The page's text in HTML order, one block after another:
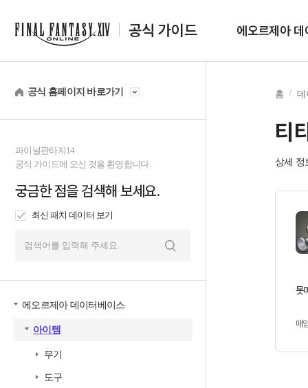
공식 가이드 에오르제아
공식 홈페이지 바로가기
파이널판타지14
공식 가이드에 오신 것을 환영합니다.
궁금한 점을 검색해 보세요.
최신 패치 데이터 보기
에오르제아 데이터베이스
아이템
무기
도구
홈 데
티
상세 정
못
매